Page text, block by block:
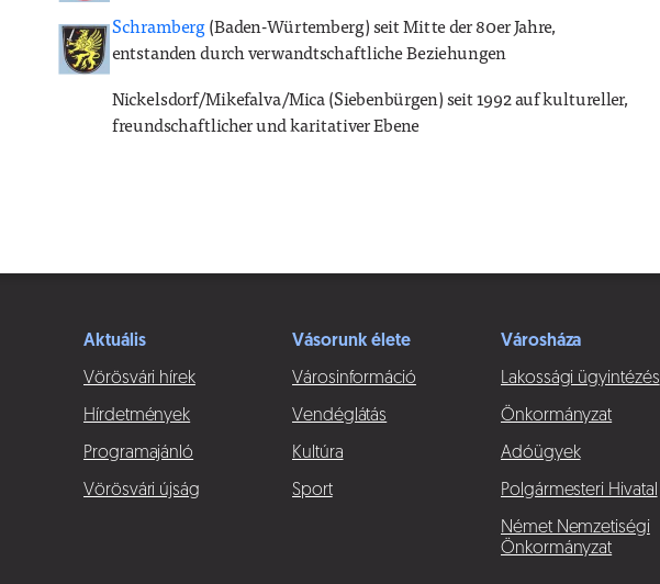
Schramberg(Baden-Würtemberg) seit Mitte der 80er Jahre,
entstanden durch verwandtschaftliche Beziehungen
Nickelsdorf/Mikefalva/Mica (Siebenbürgen) seit 1992 auf kultureller,
freundschaftlicher und karitativer Ebene
Aktuális
Vörösvári hírek
Hírdetmények
Programajánló
Vörösvári újság
Vásorunk élete
Városinformáció
Vendéglátás
Kultúra
Sport
Városháza
Lakossági ügyintézés
Önkormányzat
Adóügyek
Polgármesteri Hivatal
Német Nemzetiségi
Önkormányzat